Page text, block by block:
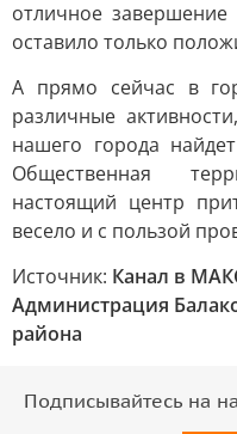
отличное
оставило только
А прямо сейчас в
различные
нашего города
Общественная
настоящий центр
весело и с пользой
Источник: Канал в
Администрация
района
Подписывайтесь на